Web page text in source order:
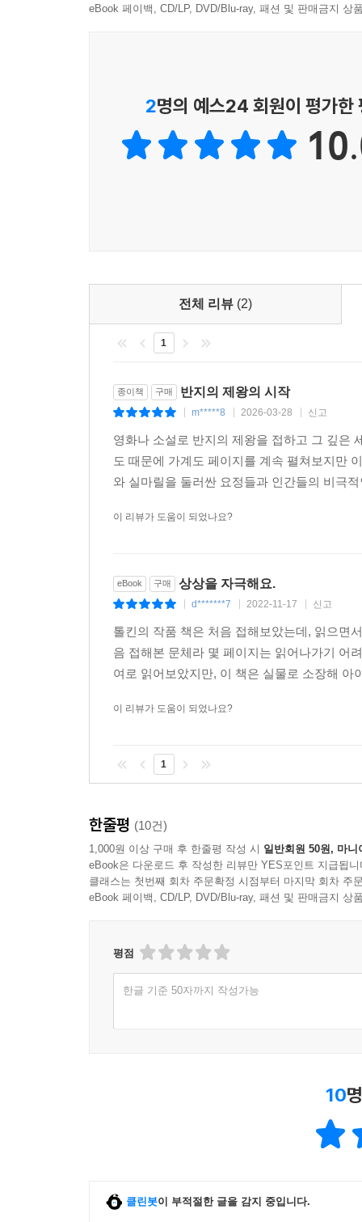
eBook 페이백, CD/LP, DVD/Blu-ray, 패션 및 판매금지 상
2명의 예스24 회원이 평가한
전체 리뷰 (2)
1
종이책 구매 반지의 제왕의 시작
m*****8 2026-03-28 신고
영화나 소설로 반지의 제왕을 접하고 그 깊은
도 때문에 가계도 페이지를 계속 펼쳐보지만
와 실마릴을 둘러싼 요정들과 인간들의 비극
이 리뷰가 도움이 되었나요?
eBook 구매 상상을 자극해요.
d*******7 2022-11-17 신고
톨킨의 작품 책은 처음 접해보았는데, 읽으면
음 접해본 문체라 몇 페이지는 읽어나가기 어
여로 읽어보았지만, 이 책은 실물로 소장해
이 리뷰가 도움이 되었나요?
1
한줄평 (10건)
1,000원 이상 구매 후 한줄평 작성 시 일반회원 50원, 마니
eBook은 다운로드 후 작성한 리뷰만 YES포인트 지급됩니
클래스는 첫번째 회차 주문확정 시점부터 마지막 회차 주
eBook 페이백, CD/LP, DVD/Blu-ray, 패션 및 판매금지 상
평점
한글 기준 50자까지 작성가능
10
클린봇이 부적절한 글을 감지 중입니다.